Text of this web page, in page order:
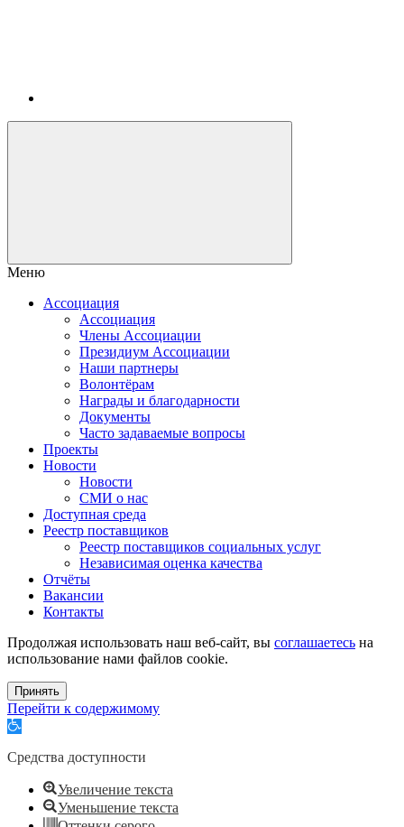
Меню
Ассоциация
Ассоциация
Члены Ассоциации
Президиум Ассоциации
Наши партнеры
Волонтёрам
Награды и благодарности
Документы
Часто задаваемые вопросы
Проекты
Новости
Новости
СМИ о нас
Доступная среда
Реестр поставщиков
Реестр поставщиков социальных услуг
Независимая оценка качества
Отчёты
Вакансии
Контакты
Продолжая использовать наш веб-сайт, вы соглашаетесь на
использование нами файлов cookie.
Принять
Перейти к содержимому
Открыть
инструментов
Средства доступности
Увеличение текста
Уменьшение текста